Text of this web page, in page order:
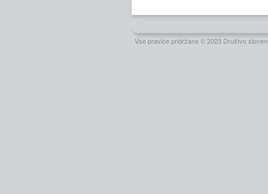
Vse pravice pridržane © 2023 Društvo